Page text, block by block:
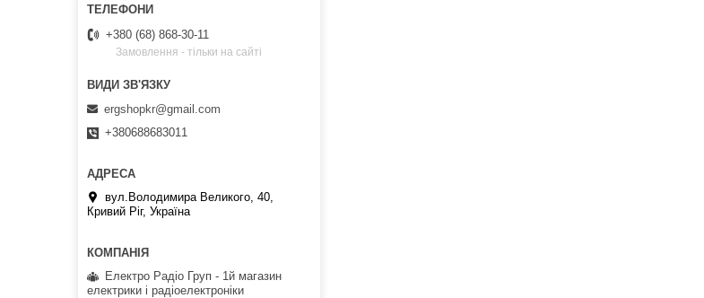
+380 (68) 868-30-11
Замовлення - тільки на сайті
ergshopkr@gmail.com
+380688683011
вул.Володимира Великого, 40,
Кривий Ріг, Україна
Електро Радіо Груп - 1й магазин
електрики і радіоелектроніки